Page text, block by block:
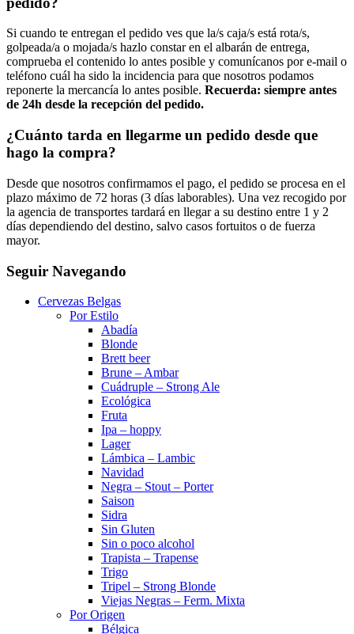
Si cuando te entregan el pedido ves que la/s caja/s está rota/s,
golpeada/a o mojada/s hazlo constar en el albarán de entrega,
comprueba el contenido lo antes posible y comunícanos por e-mail o
teléfono cuál ha sido la incidencia para que nosotros podamos
reponerte la mercancía lo antes posible. Recuerda: siempre antes
de 24h desde la recepción del pedido.
¿Cuánto tarda en llegarme un pedido desde que
hago la compra?
Desde que nosotros confirmamos el pago, el pedido se procesa en el
plazo máximo de 72 horas (3 días laborables). Una vez recogido por
la agencia de transportes tardará en llegar a su destino entre 1 y 2
días dependiendo del destino, salvo casos fortuitos o de fuerza
mayor.
Seguir Navegando
Cervezas Belgas
Por Estilo
Abadía
Blonde
Brett beer
Brune – Ambar
Cuádruple – Strong Ale
Ecológica
Fruta
Ipa – hoppy
Lager
Lámbica – Lambic
Navidad
Negra – Stout – Porter
Saison
Sidra
Sin Gluten
Sin o poco alcohol
Trapista – Trapense
Trigo
Tripel – Strong Blonde
Viejas Negras – Ferm. Mixta
Por Origen
Bélgica